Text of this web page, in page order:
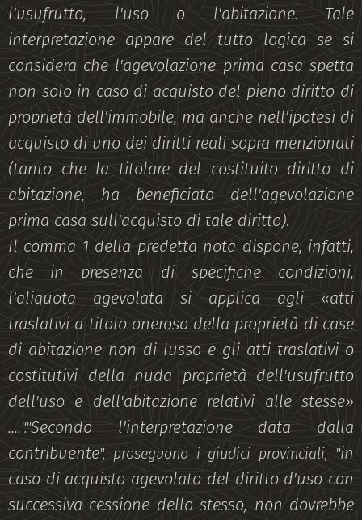
l'usufrutto, l'uso o l'abitazione.
Tale
interpretazione appare del tutto logica se si
considera che l'agevolazione prima casa spetta
non solo in caso di acquisto del pieno diritto di
proprietà dell'immobile, ma anche nell'ipotesi di
acquisto di uno dei diritti reali sopra menzionati
(tanto che la titolare del costituito diritto di
abitazione, ha beneficiato dell'agevolazione
prima casa sull'acquisto di tale diritto).
Il comma 1 della predetta nota dispone, infatti,
che in presenza di specifiche condizioni,
l'aliquota agevolata si applica agli «atti
traslativi a titolo oneroso della proprietà di case
di abitazione non di lusso e gli atti traslativi o
costitutivi della nuda proprietà dell'usufrutto
dell'uso e dell'abitazione relativi alle stesse»
...."."Secondo l'interpretazione data dalla
contribuente", proseguono i giudici provinciali, "in
caso di acquisto agevolato del diritto d'uso con
successiva cessione dello stesso, non dovrebbe